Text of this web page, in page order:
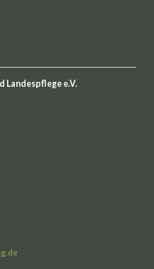
Landespflege e.V.